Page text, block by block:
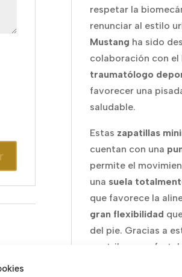
respetar la
renunciar al estilo
Mustang ha sido
colaboración con el
traumatólogo
favorecer una
saludable.
Estas zapatillas
cuentan con una
permite el
una suela
que favorece la
gran flexibilidad
del pie. Gracias a
contribuyen a
pie y a mejorar la